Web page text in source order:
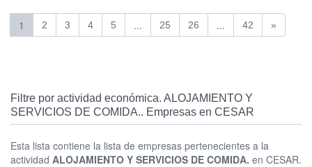
1 2 3 4 5 ... 25 26 ... 42 »
Filtre por actividad económica. ALOJAMIENTO Y
SERVICIOS DE COMIDA.. Empresas en CESAR
Esta lista contiene la lista de empresas pertenecientes a la
actividad ALOJAMIENTO Y SERVICIOS DE COMIDA. en CESAR.